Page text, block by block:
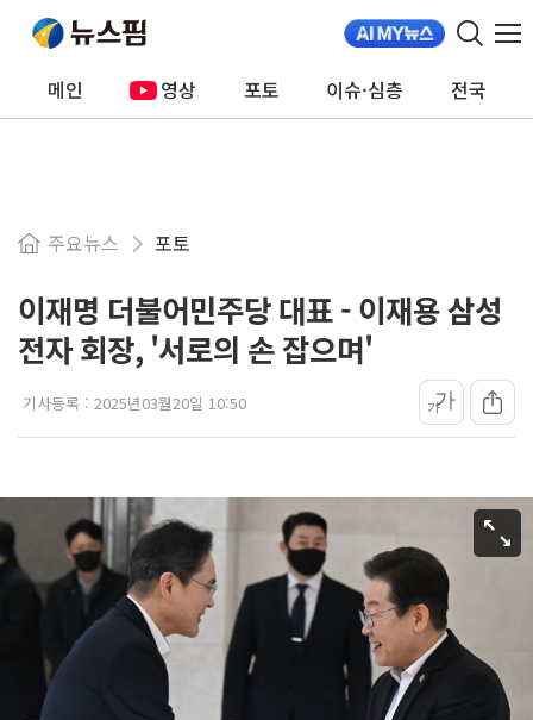
메인 영상 포토 이슈·심층 전국
주요뉴스 포토
이재명 더불어민주당 대표 - 이재용 삼성
전자 회장, '서로의 손 잡으며'
기사등록 : 2025년03월20일 10:50 가가